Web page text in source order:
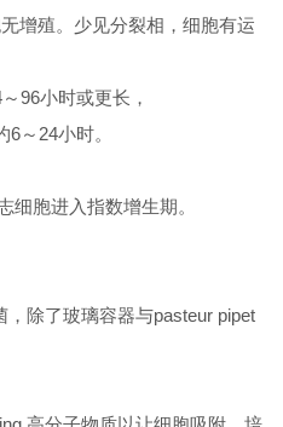
增殖。少见分裂相，细胞有运
96小时或更长，
～24小时。
细胞进入指数增生期。
除了玻璃容器与pasteur pipet